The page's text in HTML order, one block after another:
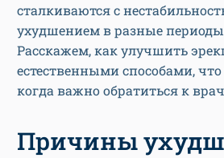
сталкиваются с
ухудшением в разные
Расскажем, как улучшить
естественными способами,
когда важно обратиться к
Причины